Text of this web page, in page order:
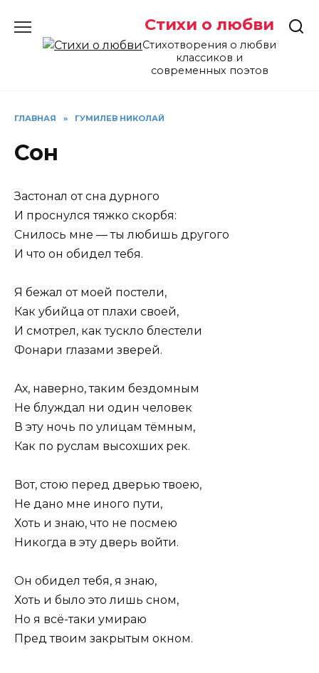
содержанию
Стихи о любви
Стихотворения о любви
классиков и
современных поэтов
ГЛАВНАЯ » ГУМИЛЕВ НИКОЛАЙ
Сон
Застонал от сна дурного
И проснулся тяжко скорбя:
Снилось мне — ты любишь другого
И что он обидел тебя.
Я бежал от моей постели,
Как убийца от плахи своей,
И смотрел, как тускло блестели
Фонари глазами зверей.
Ах, наверно, таким бездомным
Не блуждал ни один человек
В эту ночь по улицам тёмным,
Как по руслам высохших рек.
Вот, стою перед дверью твоею,
Не дано мне иного пути,
Хоть и знаю, что не посмею
Никогда в эту дверь войти.
Он обидел тебя, я знаю,
Хоть и было это лишь сном,
Но я всё-таки умираю
Пред твоим закрытым окном.